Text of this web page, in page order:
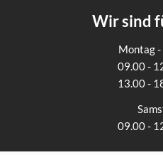
Wir sind
Montag
09.00 -
13.00 -
09.00 -